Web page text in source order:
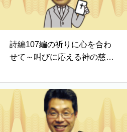
詩編107編の祈りに心を合わ
せて～叫びに応える神の慈し